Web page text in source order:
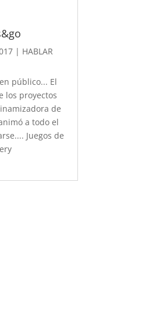
| HABLAR
público... El
los proyectos
de
a todo el
Juegos de